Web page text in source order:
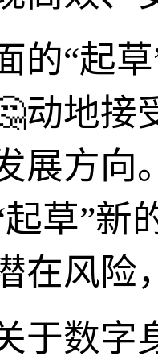
的“起
动地接
展方向
草”新
在风险
于数字